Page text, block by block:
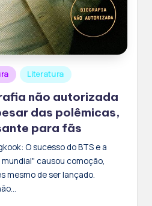
Literatura
não autorizada
das polêmicas,
para fãs
O sucesso do BTS e a
causou comoção,
mesmo de ser lançado.